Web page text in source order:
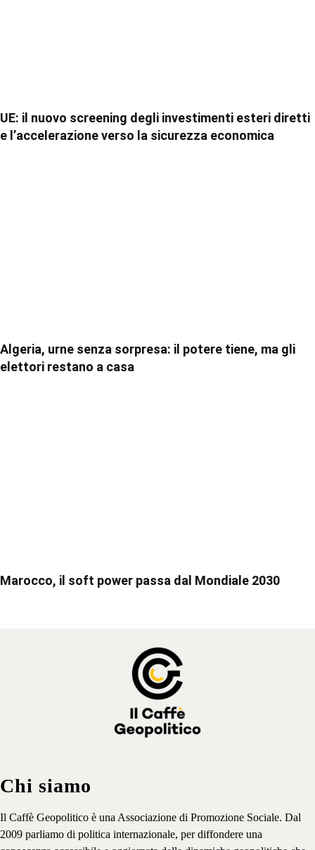
UE: il nuovo screening degli investimenti esteri diretti
e l’accelerazione verso la sicurezza economica
Algeria, urne senza sorpresa: il potere tiene, ma gli
elettori restano a casa
Marocco, il soft power passa dal Mondiale 2030
Chi siamo
Il Caffè Geopolitico è una Associazione di Promozione Sociale. Dal
2009 parliamo di politica internazionale, per diffondere una